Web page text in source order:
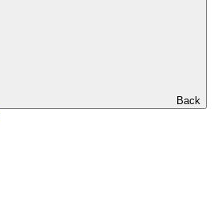
Back